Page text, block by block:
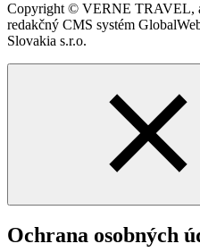
Copyright © VERNE TRAVEL,
redakčný CMS systém
Slovakia s.r.o.
Ochrana osobných